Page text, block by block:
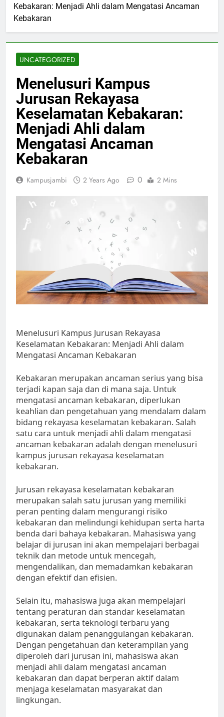
Kebakaran: Menjadi Ahli dalam Mengatasi Ancaman
Kebakaran
UNCATEGORIZED
Menelusuri Kampus
Jurusan Rekayasa
Keselamatan Kebakaran:
Menjadi Ahli dalam
Mengatasi Ancaman
Kebakaran
Kampusjambi 2 Years Ago 0 2 Mins
Menelusuri Kampus Jurusan Rekayasa
Keselamatan Kebakaran: Menjadi Ahli dalam
Mengatasi Ancaman Kebakaran
Kebakaran merupakan ancaman serius yang bisa
terjadi kapan saja dan di mana saja. Untuk
mengatasi ancaman kebakaran, diperlukan
keahlian dan pengetahuan yang mendalam dalam
bidang rekayasa keselamatan kebakaran. Salah
satu cara untuk menjadi ahli dalam mengatasi
ancaman kebakaran adalah dengan menelusuri
kampus jurusan rekayasa keselamatan
kebakaran.
Jurusan rekayasa keselamatan kebakaran
merupakan salah satu jurusan yang memiliki
peran penting dalam mengurangi risiko
kebakaran dan melindungi kehidupan serta harta
benda dari bahaya kebakaran. Mahasiswa yang
belajar di jurusan ini akan mempelajari berbagai
teknik dan metode untuk mencegah,
mengendalikan, dan memadamkan kebakaran
dengan efektif dan efisien.
Selain itu, mahasiswa juga akan mempelajari
tentang peraturan dan standar keselamatan
kebakaran, serta teknologi terbaru yang
digunakan dalam penanggulangan kebakaran.
Dengan pengetahuan dan keterampilan yang
diperoleh dari jurusan ini, mahasiswa akan
menjadi ahli dalam mengatasi ancaman
kebakaran dan dapat berperan aktif dalam
menjaga keselamatan masyarakat dan
lingkungan.